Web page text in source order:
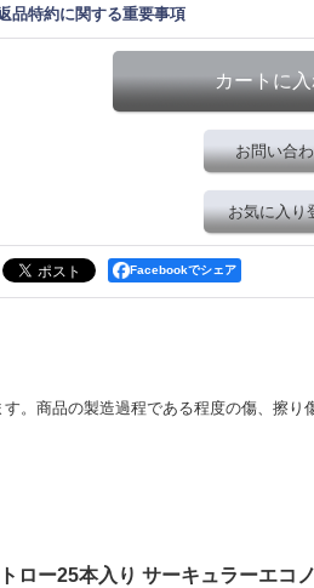
品特約に関する重要事項
お問い合
お気に入り
Facebookでシェア
。商品の製造過程である程度の傷、擦り
ロー25本入り サーキュラーエコ